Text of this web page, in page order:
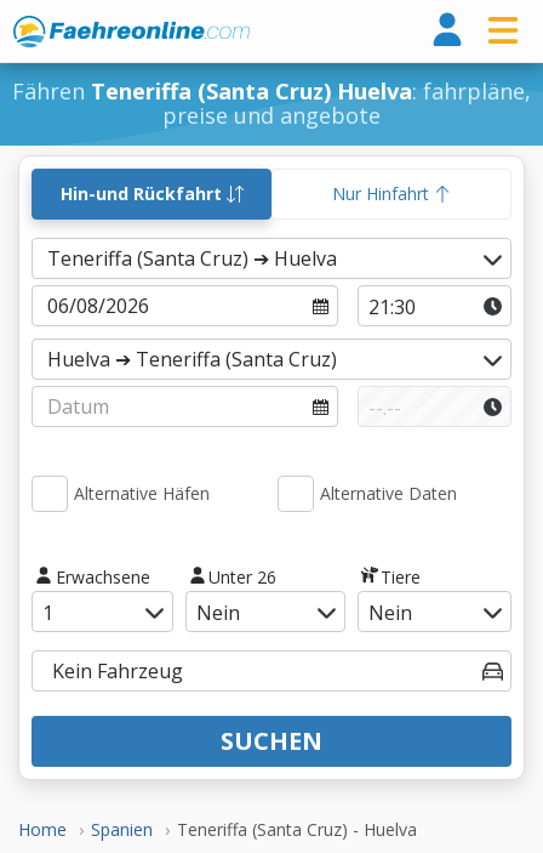
Fähren Teneriffa (Santa Cruz) Huelva: fahrpläne,
preise und angebote
Home Spanien Teneriffa (Santa Cruz) - Huelva
Hin-und Rückfahrt Nur Hinfahrt
Alternative Häfen Alternative Daten
Erwachsene Unter 26 Tiere
SUCHEN